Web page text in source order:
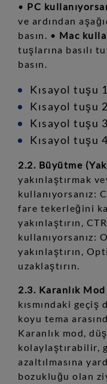
• PC
ve ardından
basın. • Mac
tuşlarına basılı
basın.
Kısayol tuşu
Kısayol tuşu
Kısayol tuşu
Kısayol tuşu
2.2. Büyütme
yakınlaştırmak
kullanıyorsanız:
fare tekerleğini
yakınlaştırın,
kullanıyorsanız:
yakınlaştırın,
uzaklaştırın.
2.3. Karanlık
kısmındaki geçiş
koyu tema
Karanlık mod,
kolaylaştırabilir,
azaltılmasına
bozukluğu olan